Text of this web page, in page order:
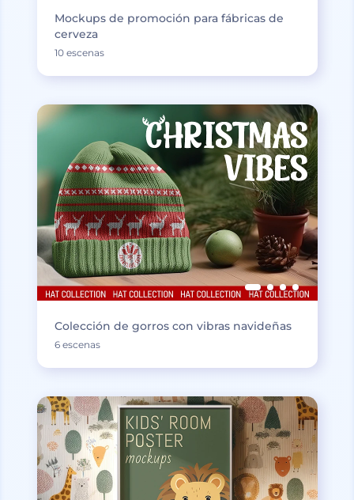
Mockups de promoción para fábricas de
cerveza
10 escenas
Colección de gorros con vibras navideñas
6 escenas